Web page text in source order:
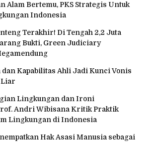
Alam Bertemu, PKS Strategis Untuk
Indonesia
Terakhir! Di Tengah 2,2 Juta
Bukti, Green Judiciary
Kapabilitas Ahli Jadi Kunci Vonis
Liar
Lingkungan dan Ironi
Andri Wibisana Kritik Praktik
Lingkungan di Indonesia
Hak Asasi Manusia sebagai